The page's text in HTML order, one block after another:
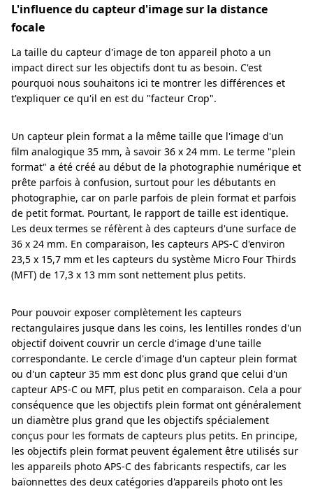
L'influence du capteur d'image sur la distance
focale
La taille du capteur d'image de ton appareil photo a un
impact direct sur les objectifs dont tu as besoin. C'est
pourquoi nous souhaitons ici te montrer les différences et
t'expliquer ce qu'il en est du "facteur Crop".
Un capteur plein format a la même taille que l'image d'un
film analogique 35 mm, à savoir 36 x 24 mm. Le terme "plein
format" a été créé au début de la photographie numérique et
prête parfois à confusion, surtout pour les débutants en
photographie, car on parle parfois de plein format et parfois
de petit format. Pourtant, le rapport de taille est identique.
Les deux termes se réfèrent à des capteurs d'une surface de
36 x 24 mm. En comparaison, les capteurs APS-C d'environ
23,5 x 15,7 mm et les capteurs du système Micro Four Thirds
(MFT) de 17,3 x 13 mm sont nettement plus petits.
Pour pouvoir exposer complètement les capteurs
rectangulaires jusque dans les coins, les lentilles rondes d'un
objectif doivent couvrir un cercle d'image d'une taille
correspondante. Le cercle d'image d'un capteur plein format
ou d'un capteur 35 mm est donc plus grand que celui d'un
capteur APS-C ou MFT, plus petit en comparaison. Cela a pour
conséquence que les objectifs plein format ont généralement
un diamètre plus grand que les objectifs spécialement
conçus pour les formats de capteurs plus petits. En principe,
les objectifs plein format peuvent également être utilisés sur
les appareils photo APS-C des fabricants respectifs, car les
baïonnettes des deux catégories d'appareils photo ont les